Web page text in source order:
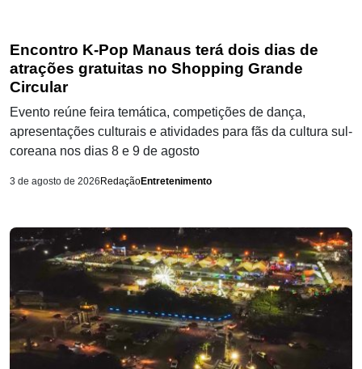
Encontro K-Pop Manaus terá dois dias de
atrações gratuitas no Shopping Grande
Circular
Evento reúne feira temática, competições de dança,
apresentações culturais e atividades para fãs da cultura sul-
coreana nos dias 8 e 9 de agosto
3 de agosto de 2026 RedaçãoEntretenimento